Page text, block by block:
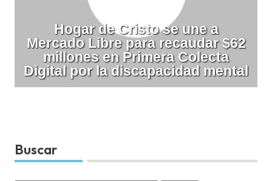
Hogar de Cristo se une a
Mercado Libre para recaudar $62
millones en Primera Colecta
Digital por la discapacidad mental
Buscar